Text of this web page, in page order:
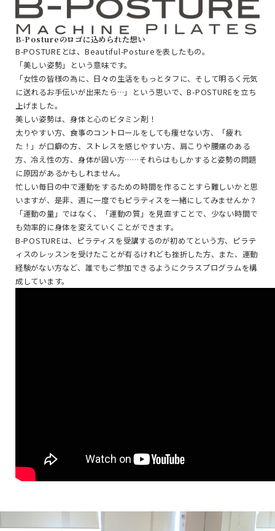
B-Postureのロゴに込められた想い
B-POSTUREとは、Beautiful-Postureを表したもの。
「美しい姿勢」という意味です。
「女性の皆様の為に、日々の生活をもっとタフに、そして明るく元気
に送れるお手伝いが出来たら…」という思いで、B-POSTUREを立ち
上げました。
美しい姿勢は、身体と心のビタミン剤！
太りやすい方、食事のコントロールをしても痩せない方、「疲れ
た！」が口癖の方、ストレスを感じやすい方、肩こりや腰痛のある
方、冷え性の方、身体が固い方……それらはもしかすると姿勢の問題
に原因があるかもしれません。
忙しい毎日の中で運動をするための時間を作ることすら難しいかと思
いますが、是非、週に一度でもピラティスを一緒にしてみませんか？
「運動の量」ではなく、「運動の質」を見直すことで、少ない時間で
も効率的に身体を変えていくことができます。
B-POSTUREは、ピラティスを受講するのが初めてという方、ピラテ
ィスのレッスンを受けたことが有るけれども挫折した方、また、運動
経験がない方など、誰でもご参加できるようにクラスプログラムを構
成しています。